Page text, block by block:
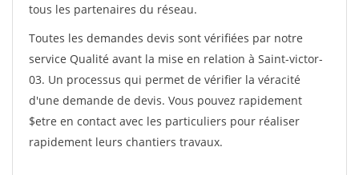
tous les partenaires du réseau.
Toutes les demandes devis sont vérifiées par notre
service Qualité avant la mise en relation à Saint-victor-
03. Un processus qui permet de vérifier la véracité
d'une demande de devis. Vous pouvez rapidement
$etre en contact avec les particuliers pour réaliser
rapidement leurs chantiers travaux.